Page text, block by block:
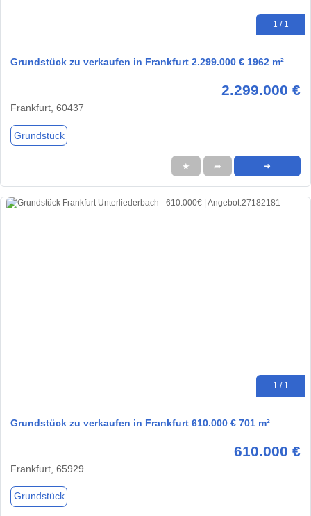
1 / 1
Grundstück zu verkaufen in Frankfurt 2.299.000 € 1962 m²
2.299.000 €
Frankfurt, 60437
Grundstück
★ ➦ ➜
1 / 1
Grundstück zu verkaufen in Frankfurt 610.000 € 701 m²
610.000 €
Frankfurt, 65929
Grundstück